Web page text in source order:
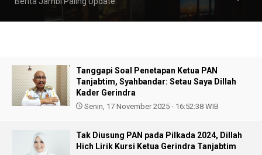
Tanggapi Soal Penetapan Ketua PAN
Tanjabtim, Syahbandar: Setau Saya Dillah
Kader Gerindra
Senin, 17 November 2025 - 16:52:38 WIB
Tak Diusung PAN pada Pilkada 2024, Dillah
Hich Lirik Kursi Ketua Gerindra Tanjabtim